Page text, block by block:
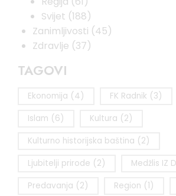
Svijet (188)
Zanimljivosti (45)
Zdravlje (37)
TAGOVI
Ekonomija (4) FK Radnik (3)
Islam (6) Kultura (2)
Kulturno historijska baština (2)
Ljubitelji prirode (2) Medžlis IZ
Predavanja (2) Region (1)